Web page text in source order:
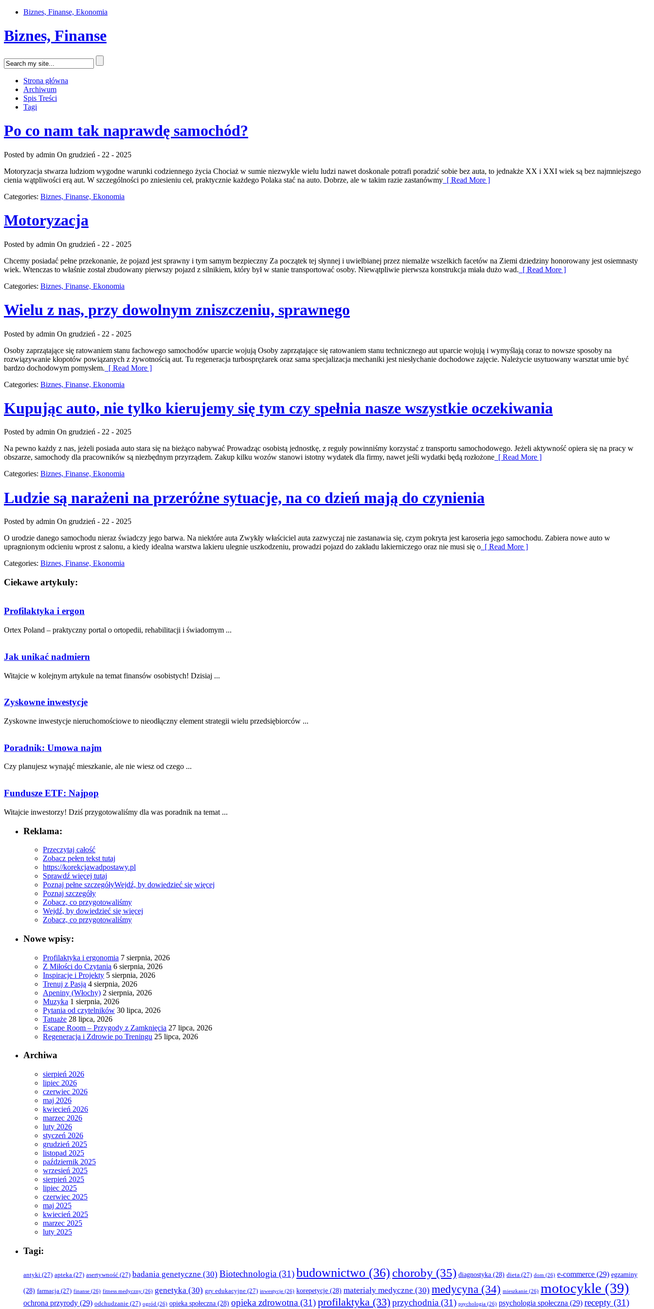
Biznes, Finanse, Ekonomia
Biznes, Finanse
Strona główna
Archiwum
Spis Treści
Tagi
Po co nam tak naprawdę samochód?
Posted by admin On grudzień - 22 - 2025
Motoryzacja stwarza ludziom wygodne warunki codziennego życia Chociaż w sumie niezwykle wielu ludzi nawet doskonale potrafi poradzić sobie bez auta, to jednakże XX i XXI wiek są bez najmniejszego
cienia wątpliwości erą aut. W szczególności po zniesieniu ceł, praktycznie każdego Polaka stać na auto. Dobrze, ale w takim razie zastanówmy [ Read More ]
Categories: Biznes, Finanse, Ekonomia
Motoryzacja
Posted by admin On grudzień - 22 - 2025
Chcemy posiadać pełne przekonanie, że pojazd jest sprawny i tym samym bezpieczny Za początek tej słynnej i uwielbianej przez niemalże wszelkich facetów na Ziemi dziedziny honorowany jest osiemnasty
wiek. Wtenczas to właśnie został zbudowany pierwszy pojazd z silnikiem, który był w stanie transportować osoby. Niewątpliwie pierwsza konstrukcja miała dużo wad. [ Read More ]
Categories: Biznes, Finanse, Ekonomia
Wielu z nas, przy dowolnym zniszczeniu, sprawnego
Posted by admin On grudzień - 22 - 2025
Osoby zaprzątające się ratowaniem stanu fachowego samochodów uparcie wojują Osoby zaprzątające się ratowaniem stanu technicznego aut uparcie wojują i wymyślają coraz to nowsze sposoby na
rozwiązywanie kłopotów powiązanych z żywotnością aut. Tu regeneracja turbosprężarek oraz sama specjalizacja mechaniki jest niesłychanie dochodowe zajęcie. Należycie usytuowany warsztat umie być
bardzo dochodowym pomysłem. [ Read More ]
Categories: Biznes, Finanse, Ekonomia
Kupując auto, nie tylko kierujemy się tym czy spełnia nasze wszystkie oczekiwania
Posted by admin On grudzień - 22 - 2025
Na pewno każdy z nas, jeżeli posiada auto stara się na bieżąco nabywać Prowadząc osobistą jednostkę, z reguły powinniśmy korzystać z transportu samochodowego. Jeżeli aktywność opiera się na pracy w
obszarze, samochody dla pracowników są niezbędnym przyrządem. Zakup kilku wozów stanowi istotny wydatek dla firmy, nawet jeśli wydatki będą rozłożone [ Read More ]
Categories: Biznes, Finanse, Ekonomia
Ludzie są narażeni na przeróżne sytuacje, na co dzień mają do czynienia
Posted by admin On grudzień - 22 - 2025
O urodzie danego samochodu nieraz świadczy jego barwa. Na niektóre auta Zwykły właściciel auta zazwyczaj nie zastanawia się, czym pokryta jest karoseria jego samochodu. Zabiera nowe auto w
upragnionym odcieniu wprost z salonu, a kiedy idealna warstwa lakieru ulegnie uszkodzeniu, prowadzi pojazd do zakładu lakierniczego oraz nie musi się o [ Read More ]
Categories: Biznes, Finanse, Ekonomia
Ciekawe artykuly:
Profilaktyka i ergon
Ortex Poland – praktyczny portal o ortopedii, rehabilitacji i świadomym ...
Jak unikać nadmiern
Witajcie w⁢ kolejnym artykule ⁣na temat finansów osobistych! Dzisiaj ...
Zyskowne inwestycje
Zyskowne inwestycje nieruchomościowe to nieodłączny element strategii‌ wielu przedsiębiorców ...
Poradnik: Umowa najm
Czy ⁣planujesz⁢ wynająć mieszkanie, ale nie wiesz od czego ...
Fundusze ETF: Najpop
Witajcie inwestorzy! Dziś przygotowaliśmy dla ⁣was poradnik⁤ na‌ temat ...
Reklama:
Przeczytaj całość
Zobacz pełen tekst tutaj
https://korekcjawadpostawy.pl
Sprawdź więcej tutaj
Poznaj pełne szczegółyWejdź, by dowiedzieć się więcej
Poznaj szczegóły
Zobacz, co przygotowaliśmy
Wejdź, by dowiedzieć się więcej
Zobacz, co przygotowaliśmy
Nowe wpisy:
Profilaktyka i ergonomia 7 sierpnia, 2026
Z Miłości do Czytania 6 sierpnia, 2026
Inspiracje i Projekty 5 sierpnia, 2026
Trenuj z Pasją 4 sierpnia, 2026
Apeniny (Włochy) 2 sierpnia, 2026
Muzyka 1 sierpnia, 2026
Pytania od czytelników 30 lipca, 2026
Tatuaże 28 lipca, 2026
Escape Room – Przygody z Zamknięcia 27 lipca, 2026
Regeneracja i Zdrowie po Treningu 25 lipca, 2026
Archiwa
sierpień 2026
lipiec 2026
czerwiec 2026
maj 2026
kwiecień 2026
marzec 2026
luty 2026
styczeń 2026
grudzień 2025
listopad 2025
październik 2025
wrzesień 2025
sierpień 2025
lipiec 2025
czerwiec 2025
maj 2025
kwiecień 2025
marzec 2025
luty 2025
Tagi:
antyki (27) apteka (27) asertywność (27) badania genetyczne (30) Biotechnologia (31)budownictwo (36) choroby (35) diagnostyka (28) dieta (27) dom (26) e-commerce (29) egzaminy
(28) farmacja (27) finanse (26) fitness medyczny (26) genetyka (30) gry edukacyjne (27) inwestycje (26) korepetycje (28) materiały medyczne (30) medycyna (34) mieszkanie (26) motocykle (39)
ochrona przyrody (29) odchudzanie (27) ogród (26) opieka społeczna (28) opieka zdrowotna (31)profilaktyka (33)przychodnia (31) psychologia (26) psychologia społeczna (29) recepty (31)